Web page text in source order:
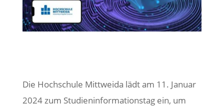
Die Hochschule Mittweida lädt am 11. Januar
2024 zum Studieninformationstag ein, um